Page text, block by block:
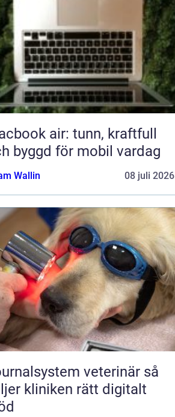
air: tunn, kraftfull
byggd för mobil vardag
Wallin 08 juli 2026
veterinär så
kliniken rätt digitalt